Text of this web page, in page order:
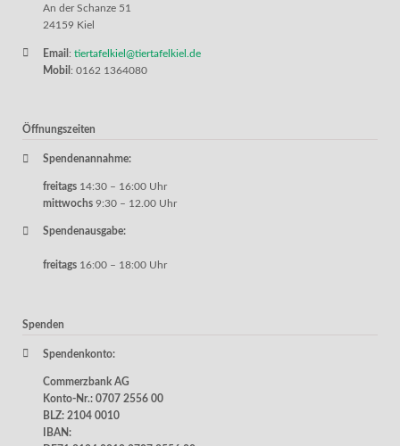
An der Schanze 51
24159 Kiel
Email : tiertafelkiel@tiertafelkiel.de
Mobil : 0162 1364080
Öffnungszeiten
Spendenannahme:
freitags 14:30 – 16:00 Uhr
mittwochs 9:30 – 12.00 Uhr
Spendenausgabe:
freitags 16:00 – 18:00 Uhr
Spenden
Spendenkonto:
Commerzbank AG
Konto-Nr.: 0707 2556 00
BLZ: 2104 0010
IBAN: